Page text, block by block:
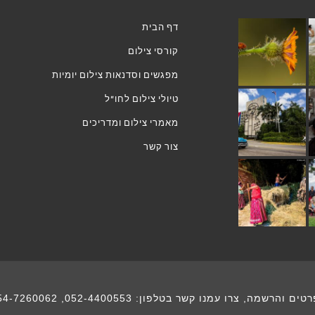
דף הבית
קורסי צילום
מפגשים וסדנאות צילום יומיות
טיולי צילום לחו"ל
מאמרי צילום ומדריכים
צור קשר
והרשמה, צרו עמנו קשר בטלפון: 052-4400553
,
7260062